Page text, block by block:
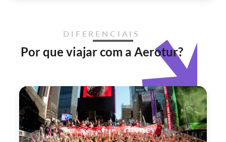
DIFERENCIAIS
Por que viajar com a Aerotur?